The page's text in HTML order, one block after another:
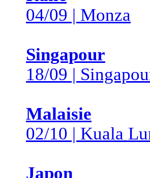
04/09 | Monza
Singapour
18/09 |
Malaisie
02/10 | Kuala
Japon